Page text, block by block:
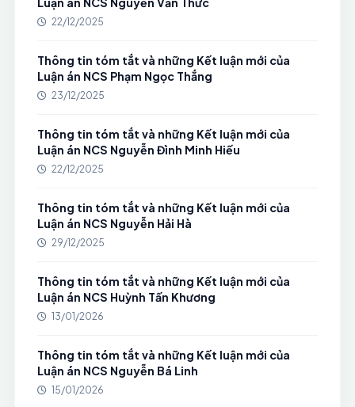
22/12/2025
Thông tin tóm tắt và những Kết luận mới của
Luận án NCS Phạm Ngọc Thắng
23/12/2025
Thông tin tóm tắt và những Kết luận mới của
Luận án NCS Nguyễn Đình Minh Hiếu
22/12/2025
Thông tin tóm tắt và những Kết luận mới của
Luận án NCS Nguyễn Hải Hà
29/12/2025
Thông tin tóm tắt và những Kết luận mới của
Luận án NCS Huỳnh Tấn Khương
13/01/2026
Thông tin tóm tắt và những Kết luận mới của
Luận án NCS Nguyễn Bá Linh
15/01/2026